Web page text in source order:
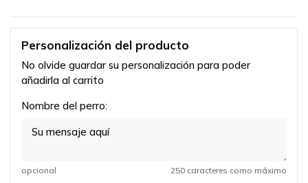
Personalización del producto
No olvide guardar su personalización para poder
añadirla al carrito
Nombre del perro:
opcional 250 caracteres como máximo